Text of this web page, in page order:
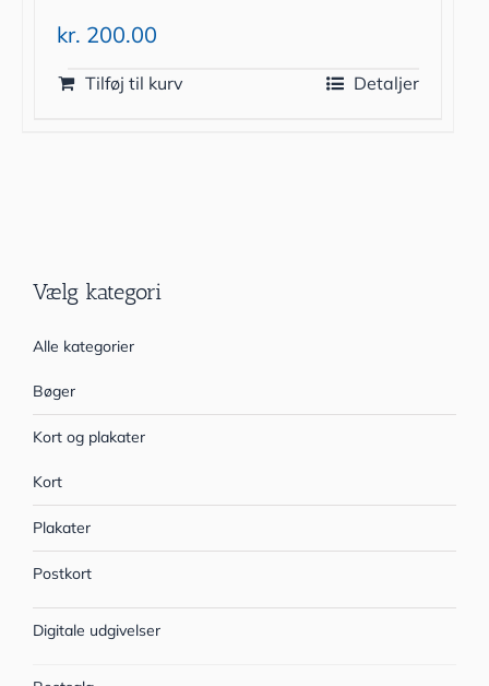
kr. 200.00
Tilføj til kurv Detaljer
Vælg kategori
Alle kategorier
Bøger
Kort og plakater
Kort
Plakater
Postkort
Digitale udgivelser